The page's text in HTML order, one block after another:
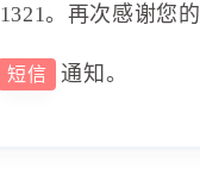
。再次感谢您的
短信 通知。